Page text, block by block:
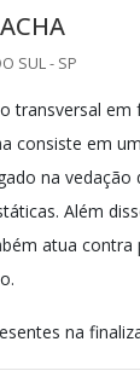
SUL - SP
transversal em
consiste em
na vedação
Além
atua contra
na